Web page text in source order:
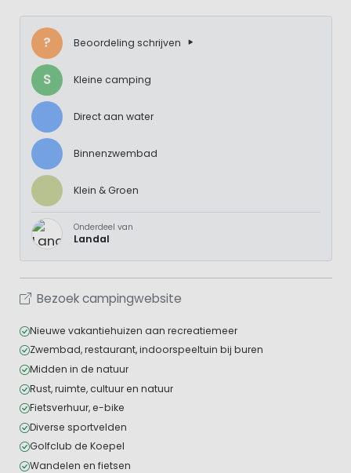
? Beoordeling schrijven
S Kleine camping
Direct aan water
Binnenzwembad
Klein & Groen
Onderdeel van
Landal
Bezoek campingwebsite
Nieuwe vakantiehuizen aan recreatiemeer
Zwembad, restaurant, indoorspeeltuin bij buren
Midden in de natuur
Rust, ruimte, cultuur en natuur
Fietsverhuur, e-bike
Diverse sportvelden
Golfclub de Koepel
Wandelen en fietsen